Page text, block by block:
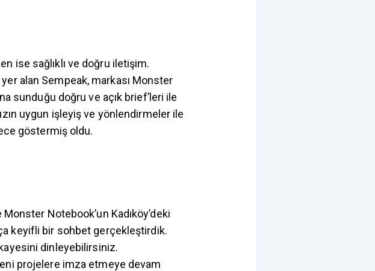
ise sağlıklı ve doğru iletişim.
yer alan Sempeak, markası Monster
sunduğu doğru ve açık brief’leri ile
uygun işleyiş ve yönlendirmeler ile
göstermiş oldu.
Notebook’un Kadıköy’deki
keyifli bir sohbet gerçekleştirdik.
dinleyebilirsiniz.
projelere imza etmeye devam